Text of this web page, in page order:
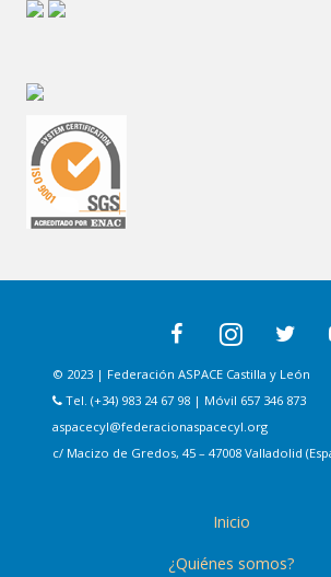
© 2023 | Federación ASPACE Castilla y León
Tel. (+34) 983 24 67 98 | Móvil 657 346 873
aspacecyl@federacionaspacecyl.org
c/ Macizo de Gredos, 45 – 47008 Valladolid
Inicio
¿Quiénes somos?